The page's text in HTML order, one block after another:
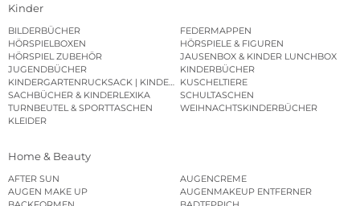
Kinder
BILDERBÜCHER
FEDERMAPPEN
HÖRSPIELBOXEN
HÖRSPIELE & FIGUREN
HÖRSPIEL ZUBEHÖR
JAUSENBOX & KINDER LUNCHBOX
JUGENDBÜCHER
KINDERBÜCHER
KINDERGARTENRUCKSACK | KINDERGARTENBEUTEL
KUSCHELTIERE
SACHBÜCHER & KINDERLEXIKA
SCHULTASCHEN
TURNBEUTEL & SPORTTASCHEN
WEIHNACHTSKINDERBÜCHER
KLEIDER
Home & Beauty
AFTER SUN
AUGENCREME
AUGEN MAKE UP
AUGENMAKEUP ENTFERNER